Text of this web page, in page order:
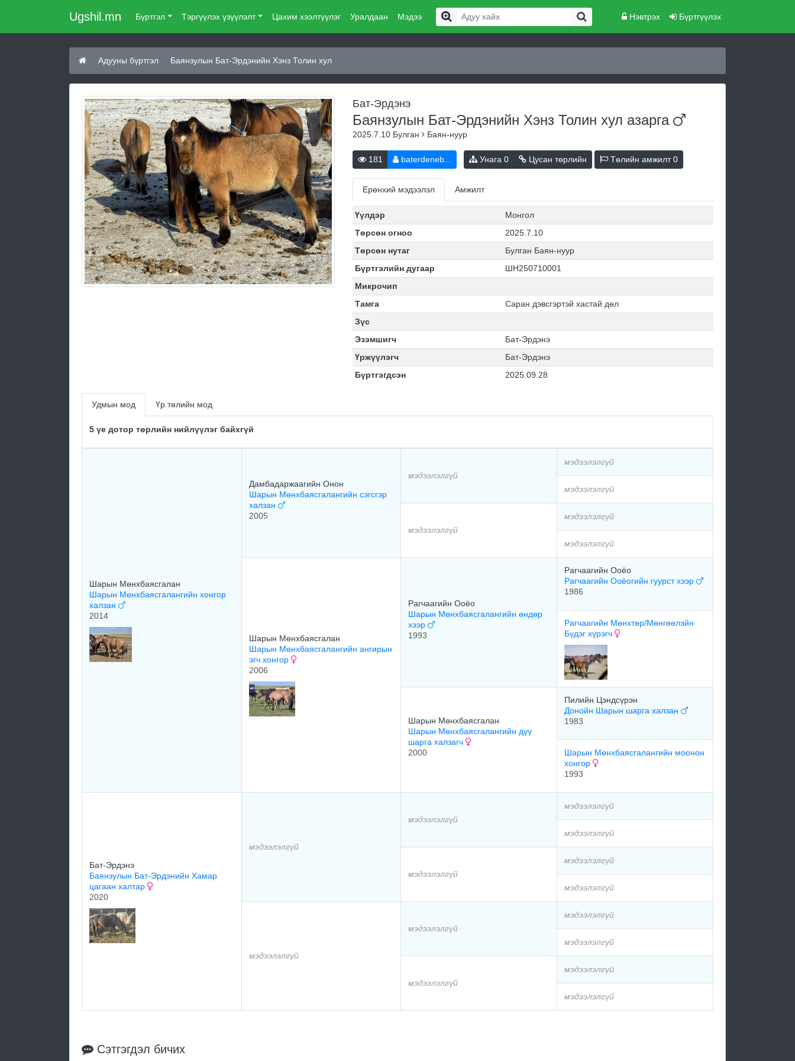
Ugshil.mn Бүртгэл Тэргүүлэх үзүүлэлт Цахим хээлтүүлэг Уралдаан Мэдээ Нэвтрэх Бүртгүүлэх
Адууны бүртгэл Баянзулын Бат-Эрдэнийн Хэнз Толин хул
Бат-Эрдэнэ
Баянзулын Бат-Эрдэнийн Хэнз Толин хул азарга
2025.7.10 Булган Баян-нуур
181 baterdeneb... Унага 0 Цусан төрлийн Төлийн амжилт0
Ерөнхий мэдээлэл Амжилт
Үүлдэр
Монгол
Төрсөн огноо
2025.7.10
Төрсөн нутаг
Булган Баян-нуур
Бүртгэлийн дугаар
ШН250710001
Микрочип
Тамга
Саран дэвсгэртэй хастай дөл
Зүс
Эзэмшигч
Бат-Эрдэнэ
Үржүүлэгч
Бат-Эрдэнэ
Бүртгэгдсэн
2025.09.28
Удмын мод Үр төлийн мод
5 үе дотор төрлийн нийлүүлэг байхгүй
Шарын Мөнхбаясгалан
Шарын Мөнхбаясгалангийн хонгор
халзан
2014
Дамбадаржаагийн Онон
Шарын Мөнхбаясгалангийн сэгсгэр
халзан
2005
мэдээлэлгүй
мэдээлэлгүй
мэдээлэлгүй
мэдээлэлгүй
мэдээлэлгүй
мэдээлэлгүй
Шарын Мөнхбаясгалан
Шарын Мөнхбаясгалангийн ангирын
эгч хонгор
2006
Рагчаагийн Ооёо
Шарын Мөнхбаясгалангийн өндөр
хээр
1993
Рагчаагийн Ооёо
Рагчаагийн Ооёогийн гуурст хээр
1986
Рагчаагийн Мөнхтөр/Мөнгөөлэйн
Бүдэг хүрэгч
Шарын Мөнхбаясгалан
Шарын Мөнхбаясгалангийн дүү
шарга халзагч
2000
Пилийн Цэндсүрэн
Донойн Шарын шарга халзан
1983
Шарын Мөнхбаясгалангийн моонон
хонгор
1993
Бат-Эрдэнэ
Баянзулын Бат-Эрдэнийн Хамар
цагаан халтар
2020
мэдээлэлгүй
мэдээлэлгүй
мэдээлэлгүй
мэдээлэлгүй
мэдээлэлгүй
мэдээлэлгүй
мэдээлэлгүй
мэдээлэлгүй
мэдээлэлгүй
мэдээлэлгүй
мэдээлэлгүй
мэдээлэлгүй
мэдээлэлгүй
мэдээлэлгүй
Сэтгэгдэл бичих